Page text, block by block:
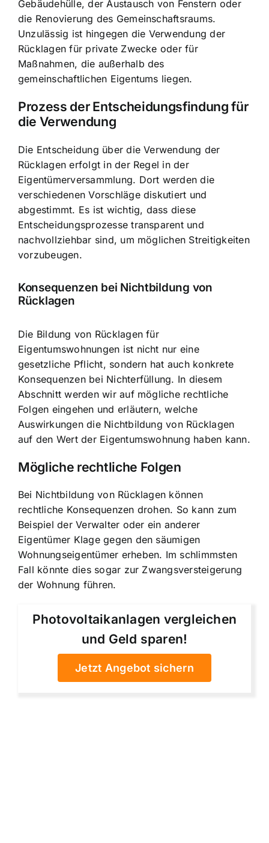
Gebäudehülle, der Austausch von Fenstern oder
die Renovierung des Gemeinschaftsraums.
Unzulässig ist hingegen die Verwendung der
Rücklagen für private Zwecke oder für
Maßnahmen, die außerhalb des
gemeinschaftlichen Eigentums liegen.
Prozess der Entscheidungsfindung für
die Verwendung
Die Entscheidung über die Verwendung der
Rücklagen erfolgt in der Regel in der
Eigentümerversammlung. Dort werden die
verschiedenen Vorschläge diskutiert und
abgestimmt. Es ist wichtig, dass diese
Entscheidungsprozesse transparent und
nachvollziehbar sind, um möglichen Streitigkeiten
vorzubeugen.
Konsequenzen bei Nichtbildung von
Rücklagen
Die Bildung von Rücklagen für
Eigentumswohnungen ist nicht nur eine
gesetzliche Pflicht, sondern hat auch konkrete
Konsequenzen bei Nichterfüllung. In diesem
Abschnitt werden wir auf mögliche rechtliche
Folgen eingehen und erläutern, welche
Auswirkungen die Nichtbildung von Rücklagen
auf den Wert der Eigentumswohnung haben kann.
Mögliche rechtliche Folgen
Bei Nichtbildung von Rücklagen können
rechtliche Konsequenzen drohen. So kann zum
Beispiel der Verwalter oder ein anderer
Eigentümer Klage gegen den säumigen
Wohnungseigentümer erheben. Im schlimmsten
Fall könnte dies sogar zur Zwangsversteigerung
der Wohnung führen.
Photovoltaikanlagen vergleichen
und Geld sparen!
Jetzt Angebot sichern